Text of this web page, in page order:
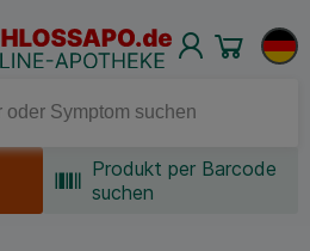
Produkt per Barcode
suchen